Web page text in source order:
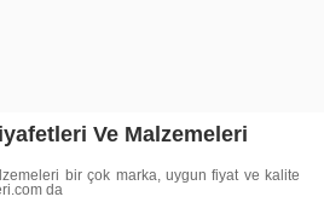
Ve Malzemeleri
bir çok marka, uygun fiyat ve kalite
da